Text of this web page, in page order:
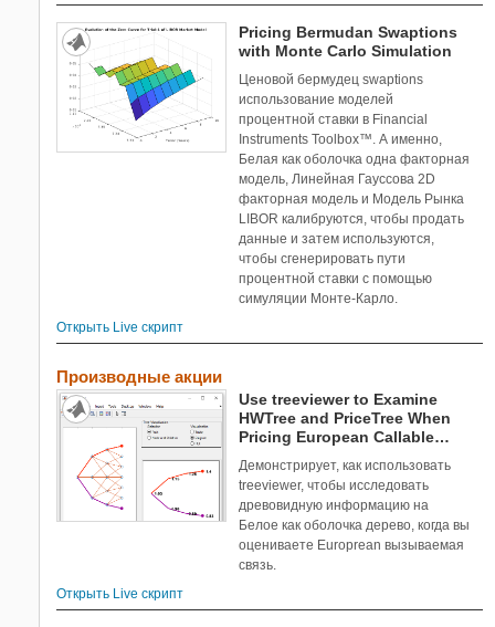
Pricing Bermudan Swaptions
with Monte Carlo Simulation
Ценовой бермудец swaptions
использование моделей
процентной ставки в Financial
Instruments Toolbox™. А именно,
Белая как оболочка одна факторная
модель, Линейная Гауссова 2D
факторная модель и Модель Рынка
LIBOR калибруются, чтобы продать
данные и затем используются,
чтобы сгенерировать пути
процентной ставки с помощью
симуляции Монте-Карло.
Открыть Live скрипт
Производные акции
Use treeviewer to Examine
HWTree and PriceTree When
Pricing European Callable
Демонстрирует, как использовать
treeviewer, чтобы исследовать
древовидную информацию на
Белое как оболочка дерево, когда вы
оцениваете Europrean вызываемая
связь.
Открыть Live скрипт